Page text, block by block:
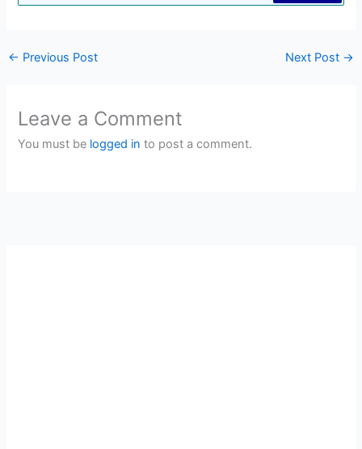
← Previous Post Next Post →
Leave a Comment
You must be logged in to post a comment.